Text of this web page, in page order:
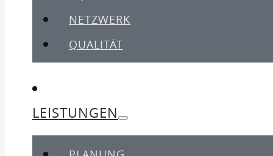
NETZWERK
QUALITÄT
LEISTUNGEN